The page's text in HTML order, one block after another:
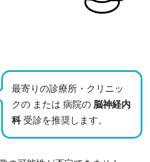
最寄りの診療所・クリニッ
クの または 病院の 脳神経内
科受診を推奨します。